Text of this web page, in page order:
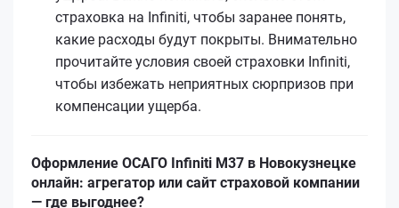
страховка на Infiniti, чтобы заранее понять,
какие расходы будут покрыты. Внимательно
прочитайте условия своей страховки Infiniti,
чтобы избежать неприятных сюрпризов при
компенсации ущерба.
Оформление ОСАГО Infiniti M37 в Новокузнецке
онлайн: агрегатор или сайт страховой компании
— где выгоднее?